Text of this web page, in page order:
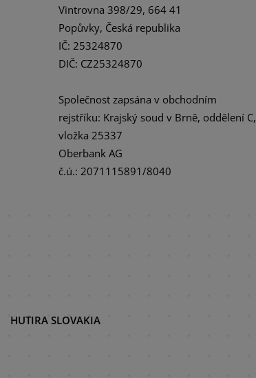
Vintrovna 398/29, 664 41
Popůvky, Česká republika
IČ: 25324870
DIČ: CZ25324870
Společnost zapsána v obchodním
rejstříku: Krajský soud v Brně, oddělení C,
vložka 25337
Oberbank AG
č.ú.: 2071115891/8040
HUTIRA SLOVAKIA